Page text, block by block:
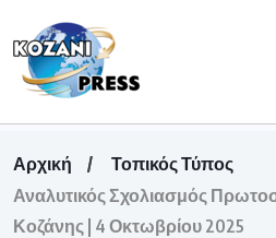
Αρχική
Τοπικός Τύπος
Αναλυτικός Σχολιασμός
Κοζάνης | 4 Οκτωβρίου 2025